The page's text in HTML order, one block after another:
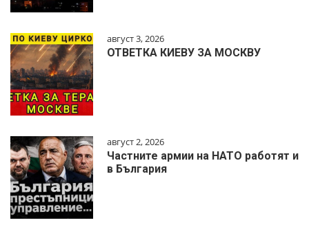
август 3, 2026
ОТВЕТКА КИЕВУ ЗА МОСКВУ
август 2, 2026
Частните армии на НАТО работят и
в България